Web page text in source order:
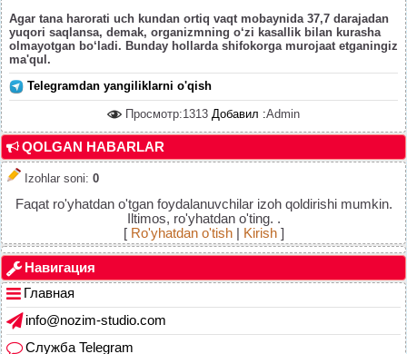
Agar tana harorati uch kundan ortiq vaqt mobaynida 37,7 darajadan
yuqori saqlansa, demak, organizmning o‘zi kasallik bilan kurasha
olmayotgan bo‘ladi. Bunday hollarda shifokorga murojaat etganingiz
ma'qul.
Telegramdan yangiliklarni o'qish
Просмотр:1313 Добавил :Admin
QOLGAN HABARLAR
Izohlar soni: 0
Faqat ro'yhatdan o'tgan foydalanuvchilar izoh qoldirishi mumkin.
Iltimos, ro'yhatdan o'ting. .
[ Ro'yhatdan o'tish| Kirish]
Навигация
Главная
info@nozim-studio.com
Служба Telegram